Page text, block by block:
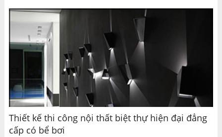
Thiết kế thi công nội thất biệt thự hiện đại đẳng
cấp có bể bơi